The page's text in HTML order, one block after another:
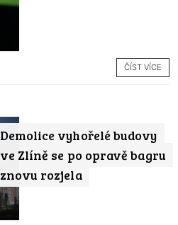
ČÍST VÍCE
Demolice vyhořelé budovy
ve Zlíně se po opravě bagru
znovu rozjela